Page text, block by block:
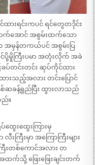
ရင်းကပင် ရင်တွေတဒိုင်း
ာက်အောင် အစွမ်းထက်သော
အမှန်တကယ်ပင် အစွမ်းပြ
ပို့မှိုကြီးပမာ အတုံးလိုက် အခဲ
ခပ်တင်းတင်း ဆုပ်ကိုင်ထား
ည့်အလား တင်းပြောင်
ဆခန့်ရှည်ပြီး ထွားလာသည်
ည်။
ေးထွေးကြားမှ
ကြီးမှာ အကြောကြီးများ
ြီးတစ်ကောင်အလား တ
သို့ ဖြေးဖြေးချင်းတက်